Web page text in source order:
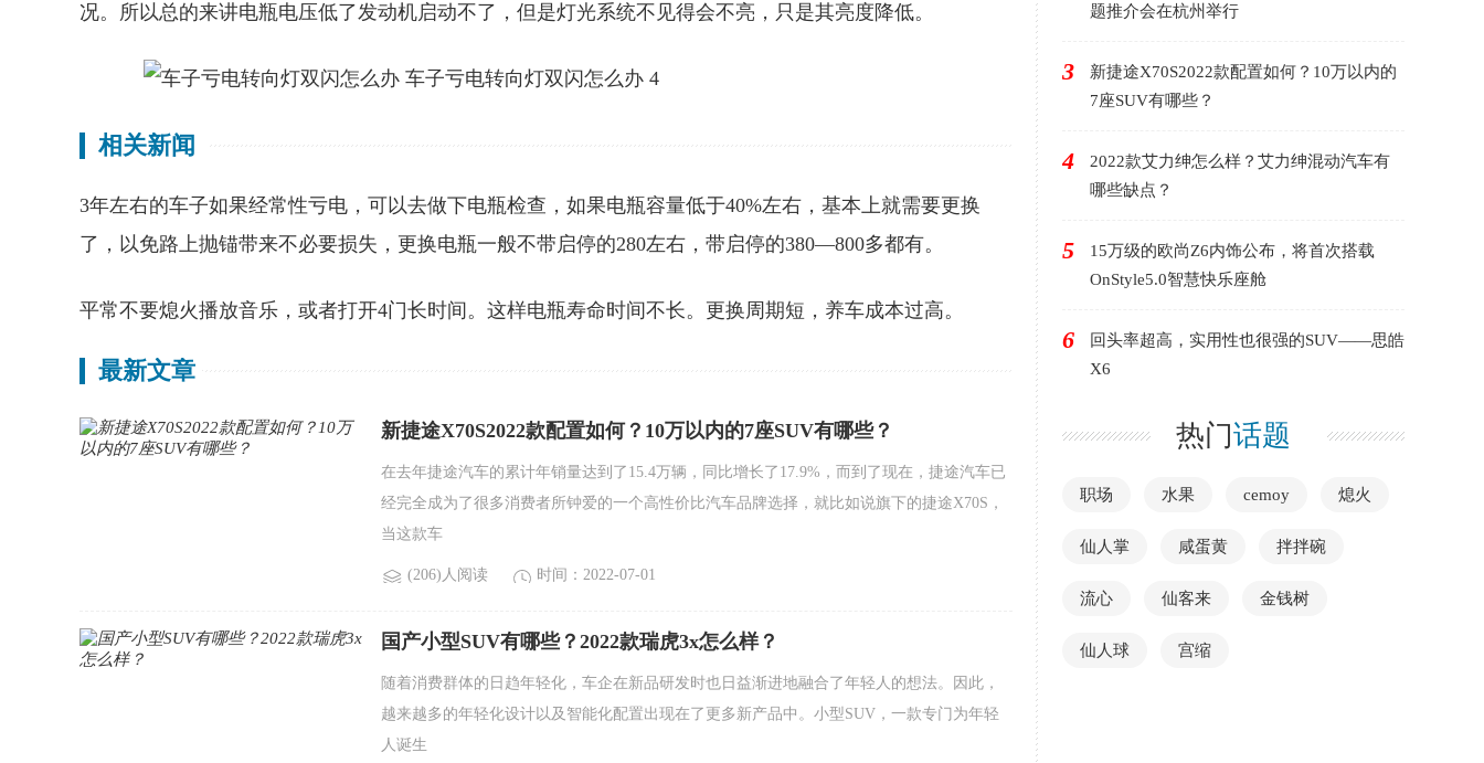
况。所以总的来讲电瓶电压低了发动机启动不了，但是灯光系统不见得会不亮，只是其亮度降低。
相关新闻
3年左右的车子如果经常性亏电，可以去做下电瓶检查，如果电瓶容量低于40%左右，基本上就需要更换
了，以免路上抛锚带来不必要损失，更换电瓶一般不带启停的280左右，带启停的380—800多都有。
平常不要熄火播放音乐，或者打开4门长时间。这样电瓶寿命时间不长。更换周期短，养车成本过高。
最新文章
新捷途X70S2022款配置如何？10万以内的7座SUV有哪些？
在去年捷途汽车的累计年销量达到了15.4万辆，同比增长了17.9%，而到了现在，捷途汽车已
经完全成为了很多消费者所钟爱的一个高性价比汽车品牌选择，就比如说旗下的捷途X70S，
当这款车
(206)人阅读 时间：2022-07-01
国产小型SUV有哪些？2022款瑞虎3x怎么样？
随着消费群体的日趋年轻化，车企在新品研发时也日益渐进地融合了年轻人的想法。因此，
越来越多的年轻化设计以及智能化配置出现在了更多新产品中。小型SUV，一款专门为年轻
人诞生
题推介会在杭州举行
3
新捷途X70S2022款配置如何？10万以内的
7座SUV有哪些？
4
2022款艾力绅怎么样？艾力绅混动汽车有
哪些缺点？
5
15万级的欧尚Z6内饰公布，将首次搭载
OnStyle5.0智慧快乐座舱
6
回头率超高，实用性也很强的SUV——思皓
X6
热门话题
职场 水果 cemoy 熄火
仙人掌 咸蛋黄 拌拌碗
流心 仙客来 金钱树
仙人球 宫缩